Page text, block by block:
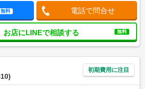
無料 電話で問合せ
お店にLINEで相談する 無料
初期費用に注目